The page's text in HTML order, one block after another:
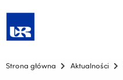
Menu - górna belka
Strona główna Aktualności